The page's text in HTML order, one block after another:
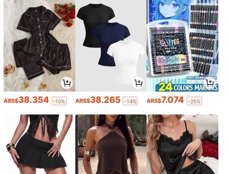
ARS$38.354 -10% ARS$38.265 -14% ARS$7.074 -25%